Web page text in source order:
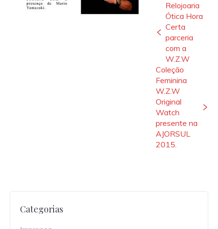
Relojoaria
Ótica Hora
Certa
parceria
com a
W.Z.W
Coleção
Feminina
W.Z.W
Original
Watch
presente na
AJORSUL
2015.
Categorias